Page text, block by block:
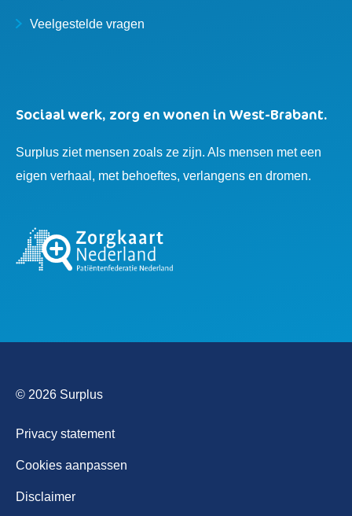
Veelgestelde vragen
Sociaal werk, zorg en wonen in West-Brabant.
Surplus ziet mensen zoals ze zijn. Als mensen met een
eigen verhaal, met behoeftes, verlangens en dromen.
© 2026 Surplus
Privacy statement
Cookies aanpassen
Disclaimer